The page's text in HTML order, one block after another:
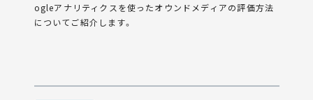
ogleアナリティクスを使ったオウンドメディアの評価方法
についてご紹介します。